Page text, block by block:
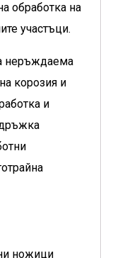
обработка на
участъци.
неръждаема
корозия и
и
ножици